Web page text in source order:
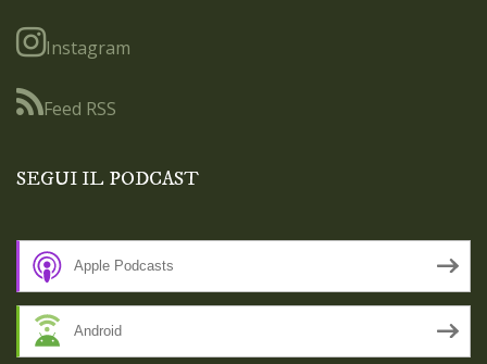
Instagram
Feed RSS
SEGUI IL PODCAST
Apple Podcasts
Android